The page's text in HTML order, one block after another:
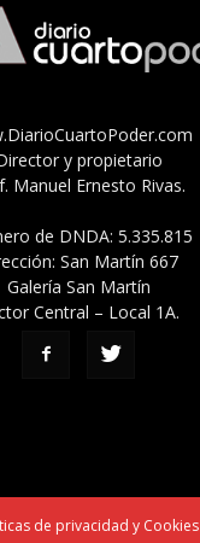
y propietario
Manuel Ernesto Rivas.
de DNDA: 5.335.815
San Martín 667
Galería San Martín
Central – Local 1A.
de privacidad y Cookies